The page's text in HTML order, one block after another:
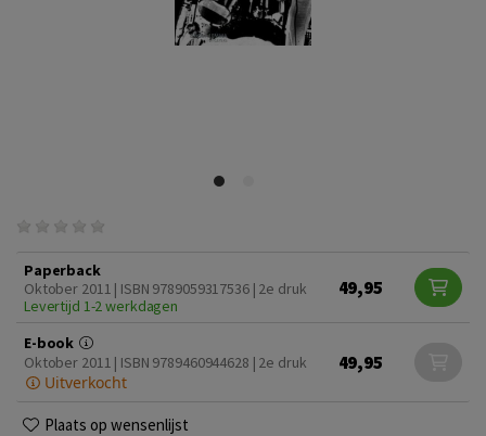
Paperback
Oktober 2011 | ISBN 9789059317536 | 2e druk
Levertijd 1-2 werkdagen
49,95
E-book
Oktober 2011 | ISBN 9789460944628 | 2e druk
Uitverkocht
49,95
Plaats op wensenlijst